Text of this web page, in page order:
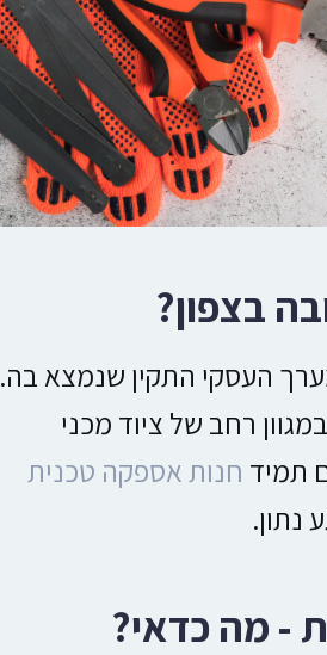
בצפון?
העסקי התקין שנמצא בה.
רחב של ציוד מכני
תמיד חנות אספקה טכנית
נתון.
- מה כדאי?